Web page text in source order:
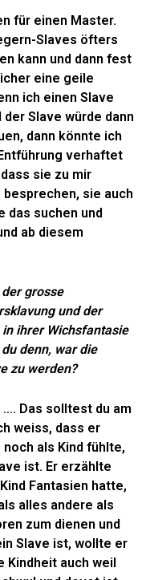
für einen Master.
Slaves öfters
kann und dann fest
eine geile
ich einen Slave
Slave würde dann
dann könnte ich
verhaftet
sie zu mir
sie auch
das suchen und
ab diesem
grosse
und der
ihrer Wichsfantasie
denn, war die
zu werden?
Das solltest du am
weiss, dass er
als Kind fühlte,
ist. Er erzählte
Fantasien hatte,
alles andere als
zum dienen und
Slave ist, wollte er
Kindheit auch weil